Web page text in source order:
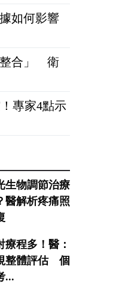
如何影響
整合」 衛
專家4點示
生物調節治療
醫解析疼痛照
療程多！醫：
整體評估 個
...